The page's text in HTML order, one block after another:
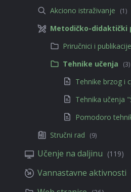
Akciono istraživanje
(1)
Metodičko-didaktički
Priručnici i publikacije
Tehnike učenja (3)
Tehnike brzog i
Tehnika učenja
Pomodoro
Stručni rad
(9)
Učenje na daljinu (119)
Vannastavne aktivnosti